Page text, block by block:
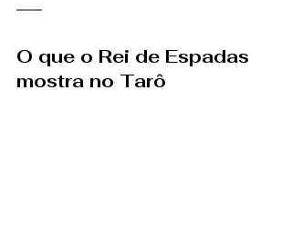
O que o Rei de Espadas
mostra no Tarô